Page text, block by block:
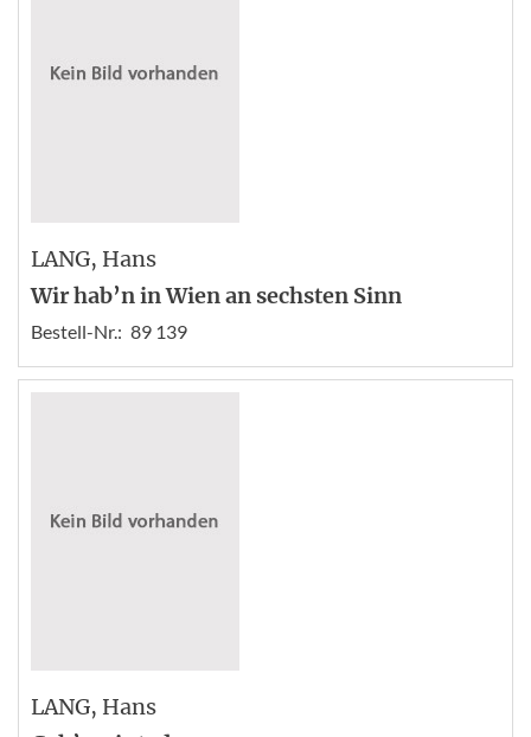
LANG, Hans
Wir hab’n in Wien an sechsten Sinn
Bestell-Nr.: 89 139
LANG, Hans